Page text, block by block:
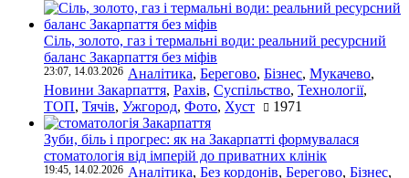
Сіль, золото, газ і термальні води: реальний ресурсний
баланс Закарпаття без міфів
23:07, 14.03.2026 Аналітика, Берегово, Бізнес, Мукачево,
Новини Закарпаття, Рахів, Суспільство, Технології,
ТОП, Тячів, Ужгород, Фото, Хуст 1971
Зуби, біль і прогрес: як на Закарпатті формувалася
стоматологія від імперій до приватних клінік
19:45, 14.02.2026 Аналітика, Без кордонів, Берегово, Бізнес,